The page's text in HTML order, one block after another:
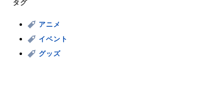
タグ
アニメ
イベント
グッズ